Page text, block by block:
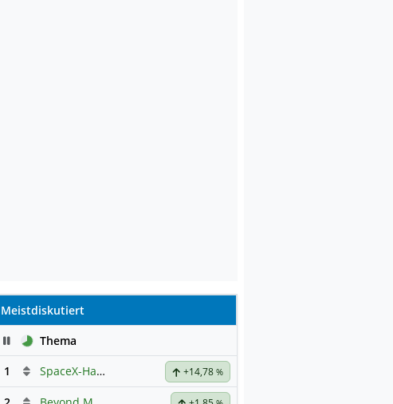
Meistdiskutiert
PauseThema
1
SpaceX-Haupt-Hauptforum +14,78%